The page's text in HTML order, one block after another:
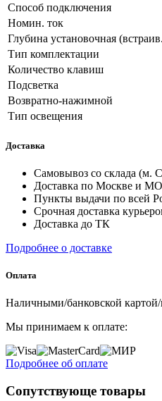
Способ подключения
Номин. ток
Глубина установочная
Тип комплектации
Количество клавиш
Подсветка
Возвратно-нажимной
Тип освещения
Доставка
Самовывоз со склада (м.
Доставка по Москве и МО
Пункты выдачи по всей
Срочная доставка
Доставка до ТК
Подробнее о доставке
Оплата
Наличными/банковской картой/
Мы принимаем к оплате:
Подробнее об оплате
Сопутствующе товары